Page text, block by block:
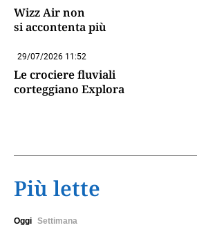
Wizz Air non
si accontenta più
29/07/2026 11:52
Le crociere fluviali
corteggiano Explora
Più lette
Oggi Settimana